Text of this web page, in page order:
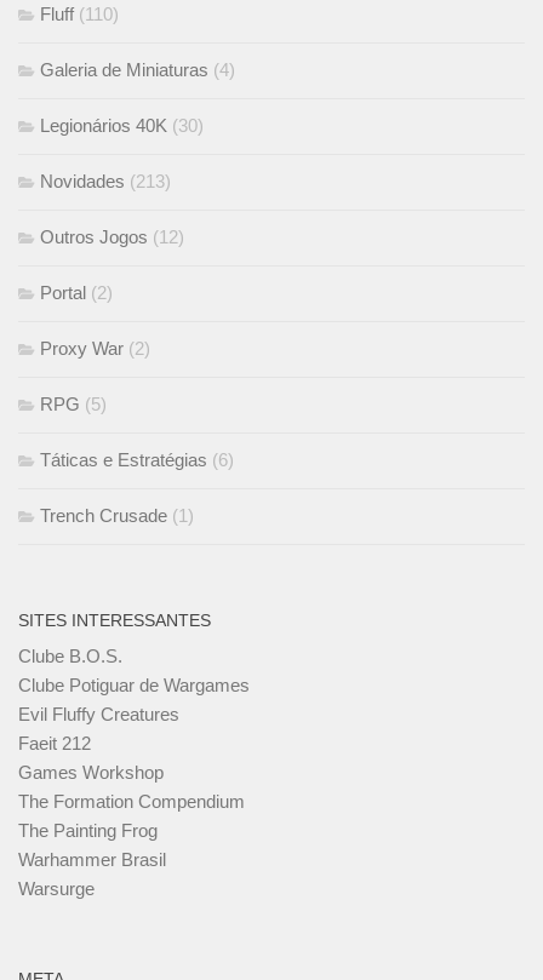
Fluff (110)
Galeria de Miniaturas (4)
Legionários 40K (30)
Novidades (213)
Outros Jogos (12)
Portal (2)
Proxy War (2)
RPG (5)
Táticas e Estratégias (6)
Trench Crusade (1)
SITES INTERESSANTES
Clube B.O.S.
Clube Potiguar de Wargames
Evil Fluffy Creatures
Faeit 212
Games Workshop
The Formation Compendium
The Painting Frog
Warhammer Brasil
Warsurge